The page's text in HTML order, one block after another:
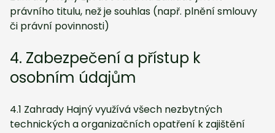
právního titulu, než je souhlas (např. plnění smlouvy
či právní povinnosti)
4. Zabezpečení a přístup k
osobním údajům
4.1 Zahrady Hajný využívá všech nezbytných
technických a organizačních opatření k zajištění